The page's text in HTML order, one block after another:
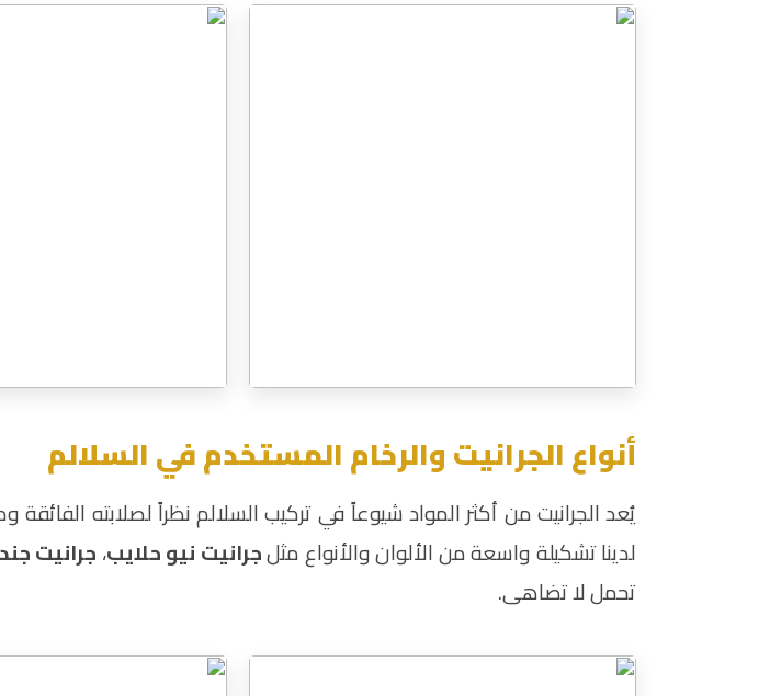
أنواع الجرانيت والرخام المستخدم في السلالم
يُعد الجرانيت من أكثر المواد شيوعاً في تركيب السلالم نظراً لصلابته
لدينا تشكيلة واسعة من الألوان والأنواع مثلجرانيت نيو حلايب،جرانيت
تحمل لا تضاهى.